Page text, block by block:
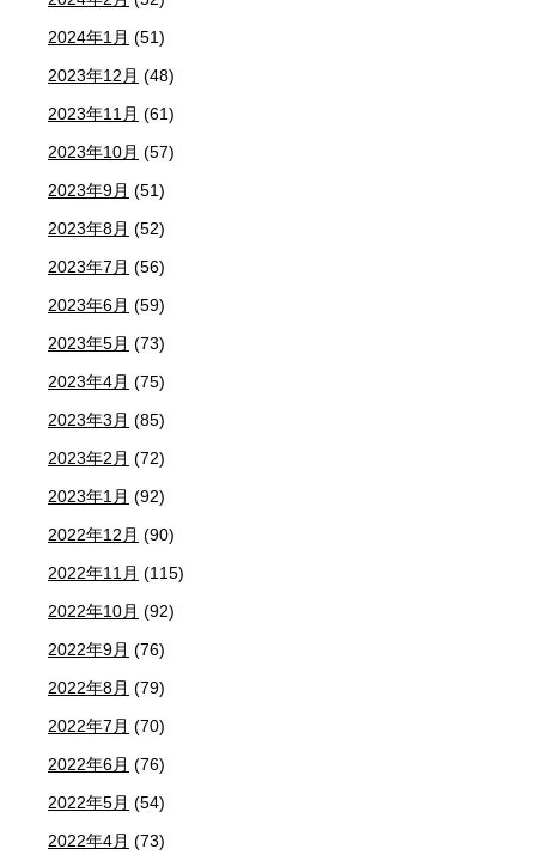
2024年1月 (51)
2023年12月 (48)
2023年11月 (61)
2023年10月 (57)
2023年9月 (51)
2023年8月 (52)
2023年7月 (56)
2023年6月 (59)
2023年5月 (73)
2023年4月 (75)
2023年3月 (85)
2023年2月 (72)
2023年1月 (92)
2022年12月 (90)
2022年11月 (115)
2022年10月 (92)
2022年9月 (76)
2022年8月 (79)
2022年7月 (70)
2022年6月 (76)
2022年5月 (54)
2022年4月 (73)